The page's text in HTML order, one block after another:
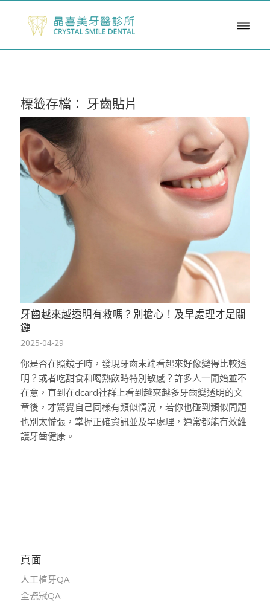
標籤存檔： 牙齒貼片
牙齒越來越透明有救嗎？別擔心！及早處理才是關
鍵
2025-04-29
你是否在照鏡子時，發現牙齒末端看起來好像變得比較透
明？或者吃甜食和喝熱飲時特別敏感？許多人一開始並不
在意，直到在dcard社群上看到越來越多牙齒變透明的文
章後，才驚覺自己同樣有類似情況，若你也碰到類似問題
也別太慌張，掌握正確資訊並及早處理，通常都能有效維
護牙齒健康。
頁面
人工植牙QA
全瓷冠QA